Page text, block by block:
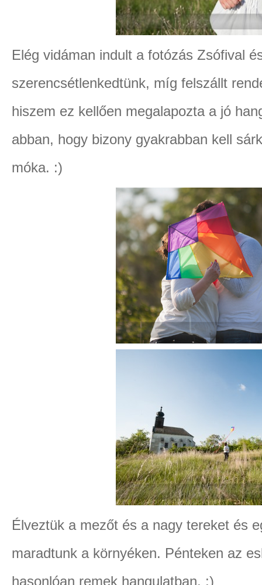
Elég vidáman indult a fotózás Zsófival
szerencsétlenkedtünk, míg felszállt
hiszem ez kellően megalapozta a jó
abban, hogy bizony gyakrabban kell
móka. :)
Élveztük a mezőt és a nagy tereket és
maradtunk a környéken. Pénteken az
hasonlóan remek hangulatban. :)